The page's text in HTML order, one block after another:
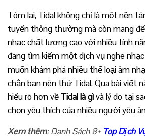
Tóm lại, Tidal không chỉ là một nền
tuyến thông thường mà còn mang
nhạc chất lượng cao với nhiều tính
đang tìm kiếm một dịch vụ nghe
muốn khám phá nhiều thể loại âm
chắn bạn nên thử Tidal. Qua bài viết
hiểu rõ hơn về Tidal là gìvà lý do tại
chọn yêu thích của nhiều người yêu
Xem thêm: Danh Sách 8+ Top Dịch